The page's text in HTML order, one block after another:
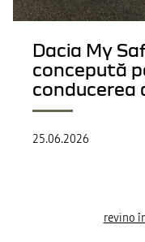
Dacia My
concepută
conducerea
25.06.2026
revino